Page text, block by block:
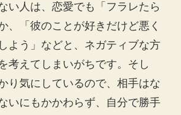
い人は、恋愛でも「フラレたら
、「彼のことが好きだけど悪く
よう」などと、ネガティブな方
考えてしまいがちです。そし
り気にしているので、相手はな
いにもかかわらず、自分で勝手